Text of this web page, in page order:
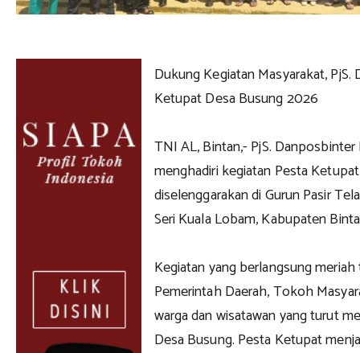
Dukung Kegiatan Masyarakat,
Ketupat Desa Busung 2026
TNI AL, Bintan,- PjS.
menghadiri kegiatan Pesta
diselenggarakan di Gurun Pasir
Seri Kuala Lobam, Kabupaten
Kegiatan yang berlangsung
Pemerintah Daerah, Tokoh
warga dan wisatawan yang turut
Desa Busung. Pesta Ketupat